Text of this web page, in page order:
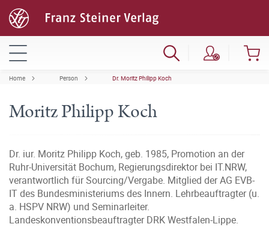
Home Person Dr. Moritz Philipp Koch
Moritz Philipp Koch
Dr. iur. Moritz Philipp Koch, geb. 1985, Promotion an der
Ruhr-Universität Bochum, Regierungsdirektor bei IT.NRW,
verantwortlich für Sourcing/Vergabe. Mitglied der AG EVB-
IT des Bundesministeriums des Innern. Lehrbeauftragter (u.
a. HSPV NRW) und Seminarleiter.
Landeskonventionsbeauftragter DRK Westfalen-Lippe.